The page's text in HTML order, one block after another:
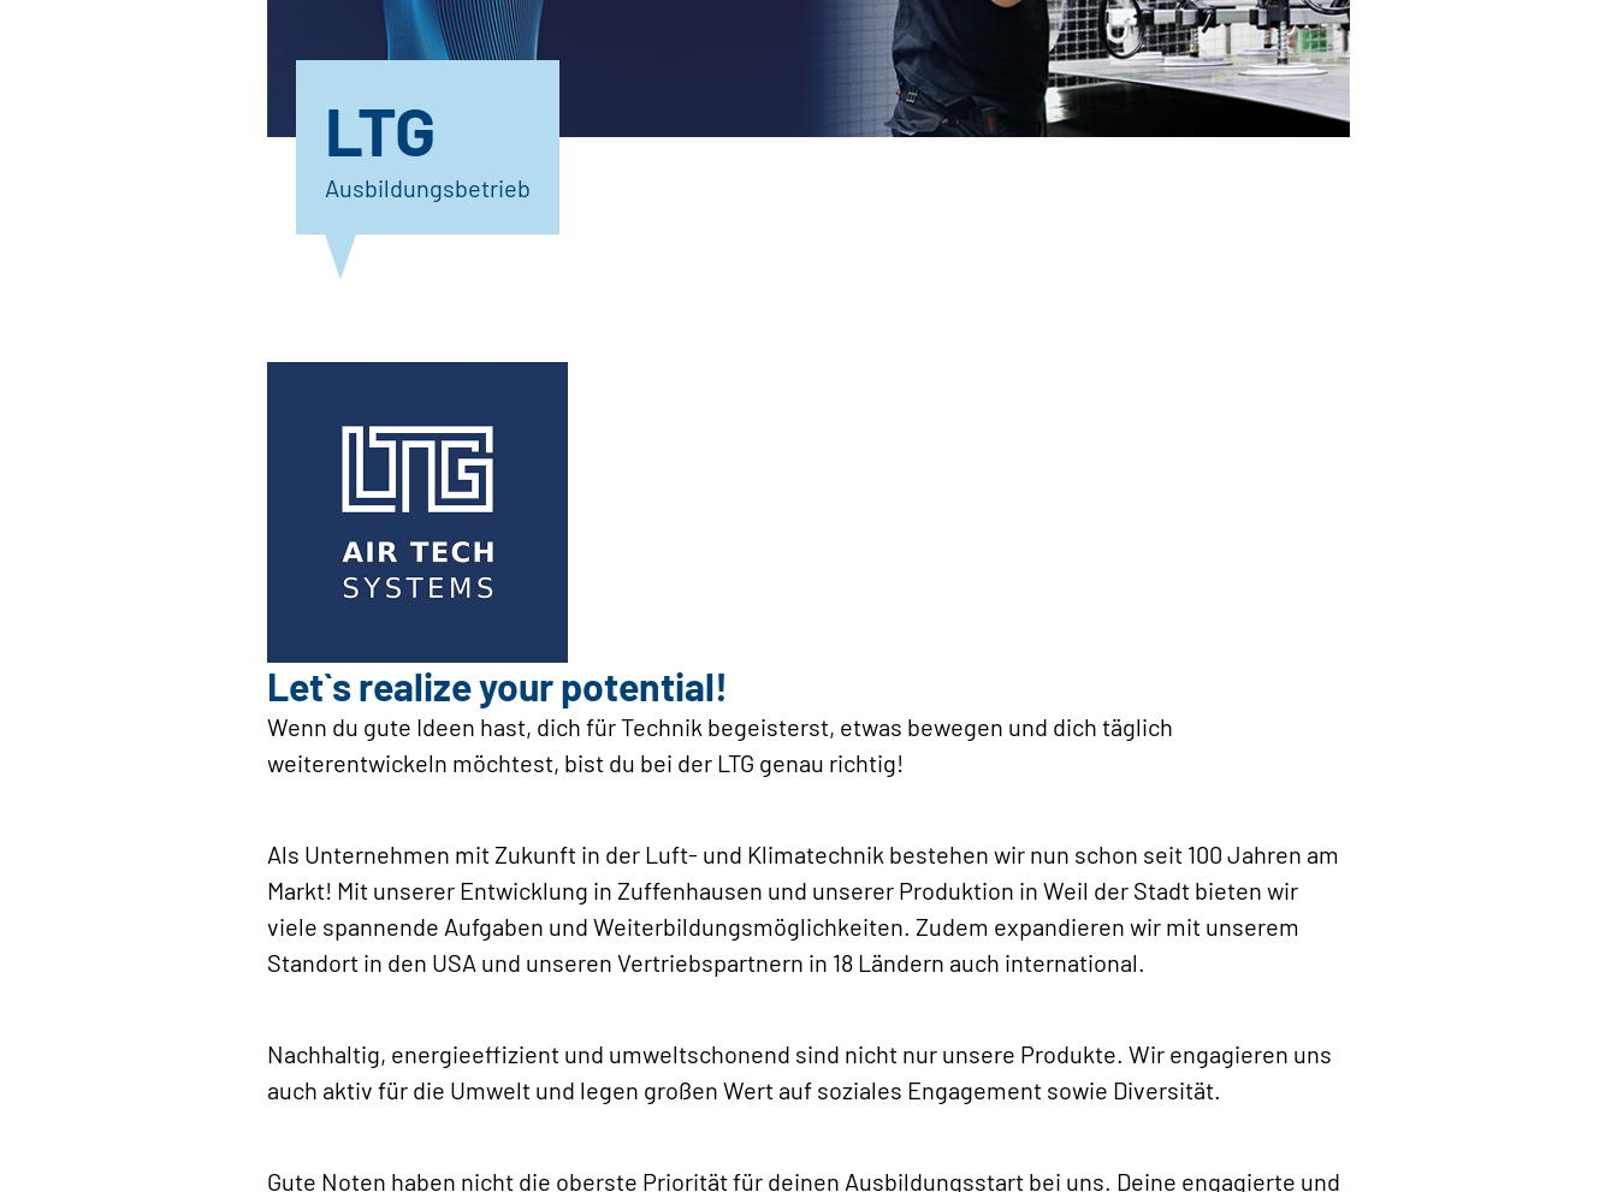
LTG
Ausbildungsbetrieb
Let`s realize your ­potential!
Wenn du gute Ideen hast, dich für Technik begeisterst, etwas bewegen und dich täglich
weiterentwickeln möchtest, bist du bei der LTG genau richtig!
Als Unternehmen mit Zukunft in der Luft- und Klimatechnik bestehen wir nun schon seit 100 Jahren am
Markt! Mit unserer Entwicklung in Zuffenhausen und unserer Produktion in Weil der Stadt bieten wir
viele spannende Aufgaben und Weiterbildungsmöglichkeiten. Zudem expandieren wir mit unserem
Standort in den USA und unseren Vertriebspartnern in 18 Ländern auch international.
Nachhaltig, energieeffizient und umweltschonend sind nicht nur unsere Produkte. Wir engagieren uns
auch aktiv für die Umwelt und legen großen Wert auf soziales Engagement sowie Diversität.
Gute Noten haben nicht die oberste Priorität für deinen Ausbildungsstart bei uns. Deine engagierte und